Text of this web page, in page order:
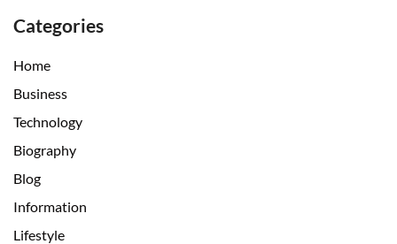
Categories
Home
Business
Technology
Biography
Blog
Information
Lifestyle